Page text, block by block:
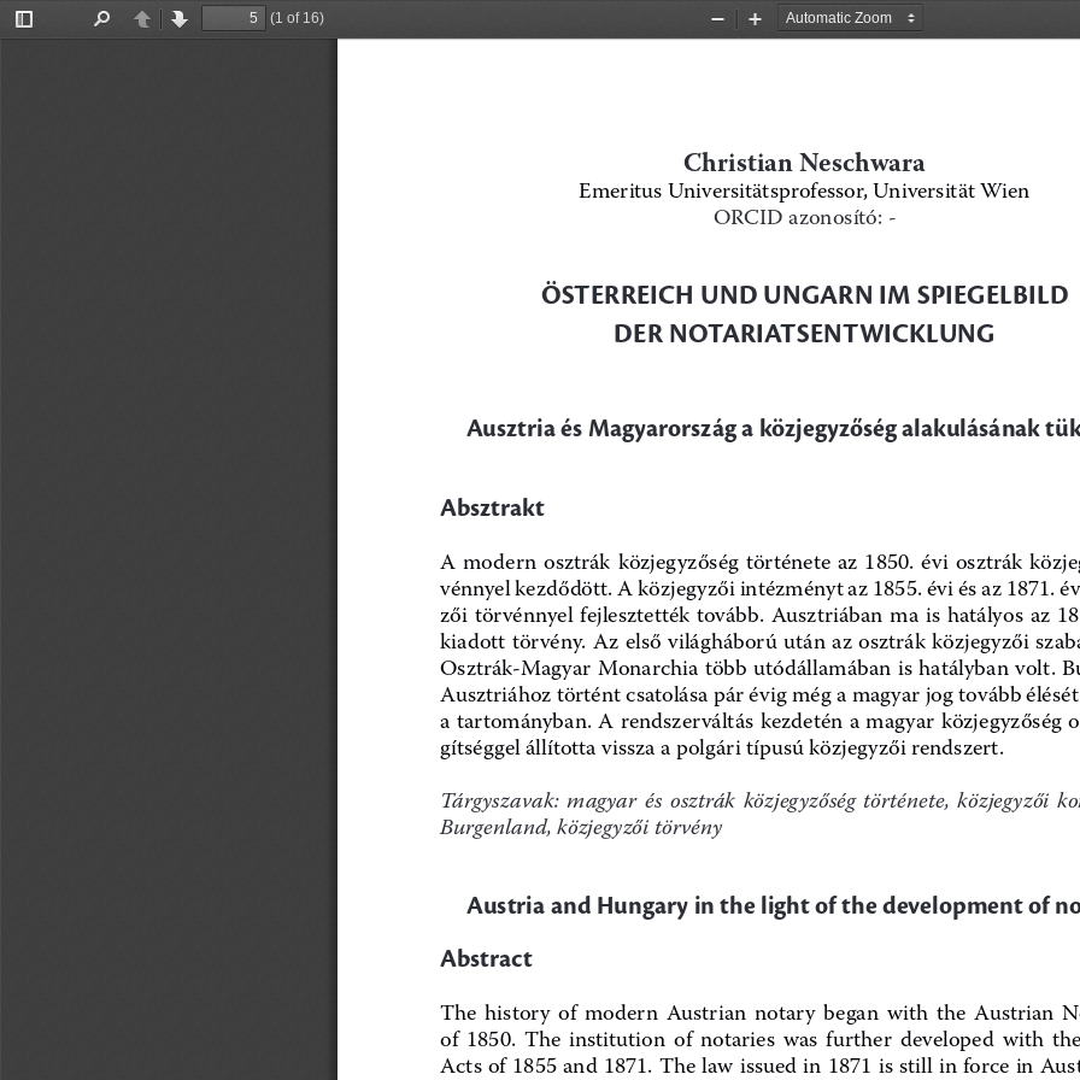
Toggle
PreviousNext
(1 of 16)
Zoom
Zoom
Christian Neschwara
Emeritus Universitätsprofessor, Universität Wien
ORCID azonosító: -
ÖSTERREICH UND UNGARN IM SPIEGELBILD
DER NOTARIATSENTWICKLUNG
Ausztria és Magyarország a közjegyzőség alakulásának
Absztrakt
A  modern  osztrák  közjegyzőség  története  az  1850.  évi  osztrák
vénnyel kezdődött. A közjegyzői intézményt az 1855. évi és az 1871.
zői  törvénnyel  fejlesztették  tovább.  Ausztriában  ma  is  hatályos  az
kiadott törvény. Az első világháború után az osztrák közjegyzői
Osztrák-Magyar Monarchia több utódállamában is hatályban volt.
Ausztriához történt csatolása pár évig még a magyar jog tovább
a tartományban. A rendszerváltás kezdetén a magyar közjegyzőség
gítséggel állította vissza a polgári típusú közjegyzői rendszert.
Tárgyszavak:  magyar  és  osztrák  közjegyzőség  története,  közjegyzői
Burgenland, közjegyzői törvény
Austria and Hungary in the light of the development of
Abstract
The  history  of  modern  Austrian  notary  began  with  the  Austrian
of  1850.  The  institution  of  notaries  was  further  developed  with
Acts of 1855 and 1871. The law issued in 1871 is still in force in